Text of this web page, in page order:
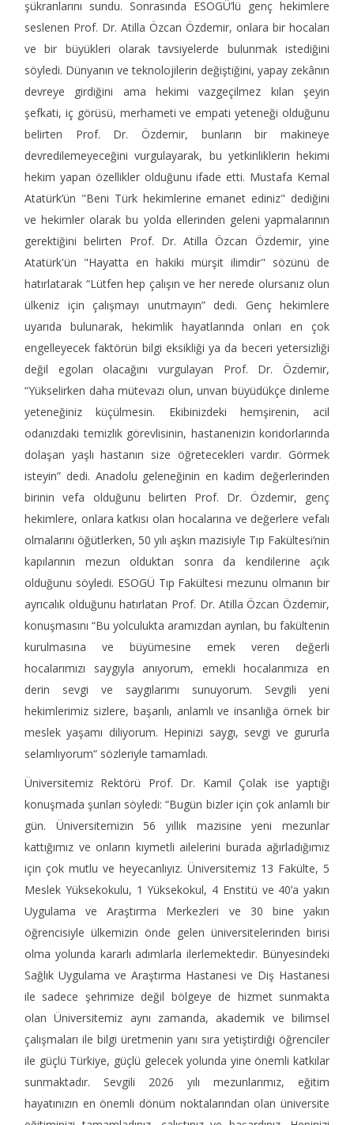
şükranlarını sundu. Sonrasında ESOGÜ’lü genç hekimlere
seslenen Prof. Dr. Atilla Özcan Özdemir, onlara bir hocaları
ve bir büyükleri olarak tavsiyelerde bulunmak istediğini
söyledi. Dünyanın ve teknolojilerin değiştiğini, yapay zekânın
devreye girdiğini ama hekimi vazgeçilmez kılan şeyin
şefkati, iç görüsü, merhameti ve empati yeteneği olduğunu
belirten Prof. Dr. Özdemir, bunların bir makineye
devredilemeyeceğini vurgulayarak, bu yetkinliklerin hekimi
hekim yapan özellikler olduğunu ifade etti. Mustafa Kemal
Atatürk’ün "Beni Türk hekimlerine emanet ediniz" dediğini
ve hekimler olarak bu yolda ellerinden geleni yapmalarının
gerektiğini belirten Prof. Dr. Atilla Özcan Özdemir, yine
Atatürk'ün "Hayatta en hakiki mürşit ilimdir" sözünü de
hatırlatarak “Lütfen hep çalışın ve her nerede olursanız olun
ülkeniz için çalışmayı unutmayın” dedi. Genç hekimlere
uyarıda bulunarak, hekimlik hayatlarında onları en çok
engelleyecek faktörün bilgi eksikliği ya da beceri yetersizliği
değil egoları olacağını vurgulayan Prof. Dr. Özdemir,
“Yükselirken daha mütevazı olun, unvan büyüdükçe dinleme
yeteneğiniz küçülmesin. Ekibinizdeki hemşirenin, acil
odanızdaki temizlik görevlisinin, hastanenizin koridorlarında
dolaşan yaşlı hastanın size öğretecekleri vardır. Görmek
isteyin” dedi. Anadolu geleneğinin en kadim değerlerinden
birinin vefa olduğunu belirten Prof. Dr. Özdemir, genç
hekimlere, onlara katkısı olan hocalarına ve değerlere vefalı
olmalarını öğütlerken, 50 yılı aşkın mazisiyle Tıp Fakültesi’nin
kapılarının mezun olduktan sonra da kendilerine açık
olduğunu söyledi. ESOGÜ Tıp Fakültesi mezunu olmanın bir
ayrıcalık olduğunu hatırlatan Prof. Dr. Atilla Özcan Özdemir,
konuşmasını “Bu yolculukta aramızdan ayrılan, bu fakültenin
kurulmasına ve büyümesine emek veren değerli
hocalarımızı saygıyla anıyorum, emekli hocalarımıza en
derin sevgi ve saygılarımı sunuyorum. Sevgili yeni
hekimlerimiz sizlere, başarılı, anlamlı ve insanlığa örnek bir
meslek yaşamı diliyorum. Hepinizi saygı, sevgi ve gururla
selamlıyorum“ sözleriyle tamamladı.
Üniversitemiz Rektörü Prof. Dr. Kamil Çolak ise yaptığı
konuşmada şunları söyledi: “Bugün bizler için çok anlamlı bir
gün. Üniversitemizin 56 yıllık mazisine yeni mezunlar
kattığımız ve onların kıymetli ailelerini burada ağırladığımız
için çok mutlu ve heyecanlıyız. Üniversitemiz 13 Fakülte, 5
Meslek Yüksekokulu, 1 Yüksekokul, 4 Enstitü ve 40’a yakın
Uygulama ve Araştırma Merkezleri ve 30 bine yakın
öğrencisiyle ülkemizin önde gelen üniversitelerinden birisi
olma yolunda kararlı adımlarla ilerlemektedir. Bünyesindeki
Sağlık Uygulama ve Araştırma Hastanesi ve Diş Hastanesi
ile sadece şehrimize değil bölgeye de hizmet sunmakta
olan Üniversitemiz aynı zamanda, akademik ve bilimsel
çalışmaları ile bilgi üretmenin yanı sıra yetiştirdiği öğrenciler
ile güçlü Türkiye, güçlü gelecek yolunda yine önemli katkılar
sunmaktadır. Sevgili 2026 yılı mezunlarımız, eğitim
hayatınızın en önemli dönüm noktalarından olan üniversite